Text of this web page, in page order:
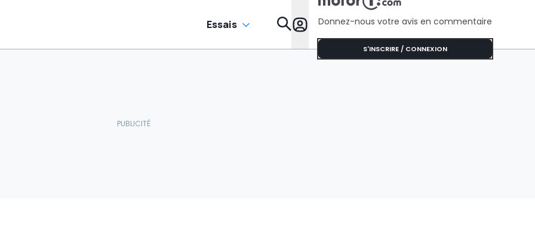
Essais Donnez-nous votre avis en commentaire
S'INSCRIRE / CONNEXION
chevaux